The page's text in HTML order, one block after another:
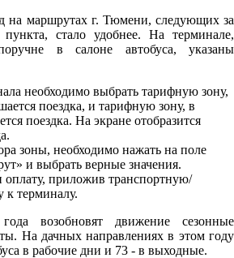
на маршрутах г. Тюмени, следующих за
стало удобнее. На терминале,
в салоне автобуса, указаны
необходимо выбрать тарифную зону,
поездка, и тарифную зону, в
поездка. На экране отобразится
зоны, необходимо нажать на поле
и выбрать верные значения.
оплату, приложив транспортную/
к терминалу.
возобновят движение сезонные
На дачных направлениях в этом году
в рабочие дни и 73 - в выходные.